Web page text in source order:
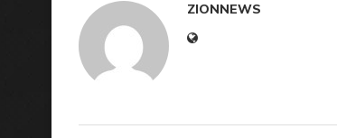
ZIONNEWS